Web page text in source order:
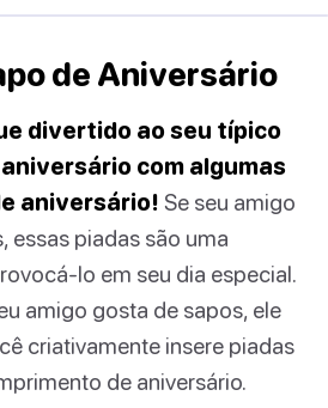
de Aniversário
divertido ao seu típico
com algumas
aniversário! Se seu amigo
essas piadas são uma
lo em seu dia especial.
amigo gosta de sapos, ele
criativamente insere piadas
de aniversário.